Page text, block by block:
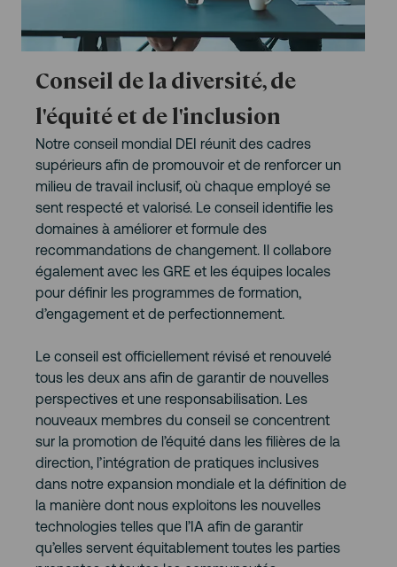
Conseil de la diversité, de
l'équité et de l'inclusion
Notre conseil mondial DEI réunit des cadres
supérieurs afin de promouvoir et de renforcer un
milieu de travail inclusif, où chaque employé se
sent respecté et valorisé. Le conseil identifie les
domaines à améliorer et formule des
recommandations de changement. Il collabore
également avec les GRE et les équipes locales
pour définir les programmes de formation,
d’engagement et de perfectionnement.
Le conseil est officiellement révisé et renouvelé
tous les deux ans afin de garantir de nouvelles
perspectives et une responsabilisation. Les
nouveaux membres du conseil se concentrent
sur la promotion de l’équité dans les filières de la
direction, l’intégration de pratiques inclusives
dans notre expansion mondiale et la définition de
la manière dont nous exploitons les nouvelles
technologies telles que l’IA afin de garantir
qu’elles servent équitablement toutes les parties